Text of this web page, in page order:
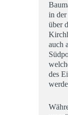
in der
über
auch
des